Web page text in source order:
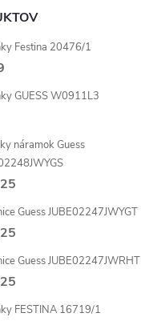
Festina 20476/1
GUESS W0911L3
náramok Guess
Guess JUBE02247JWYGT
Guess JUBE02247JWRHT
FESTINA 16719/1